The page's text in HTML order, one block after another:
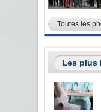
Toutes les
Les plus